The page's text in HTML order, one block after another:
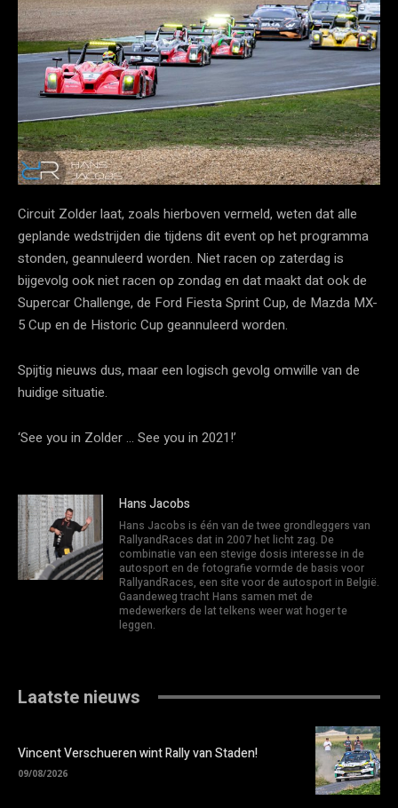
Circuit Zolder laat, zoals hierboven vermeld, weten dat alle
geplande wedstrijden die tijdens dit event op het programma
stonden, geannuleerd worden. Niet racen op zaterdag is
bijgevolg ook niet racen op zondag en dat maakt dat ook de
Supercar Challenge, de Ford Fiesta Sprint Cup, de Mazda MX-
5 Cup en de Historic Cup geannuleerd worden.
Spijtig nieuws dus, maar een logisch gevolg omwille van de
huidige situatie.
‘See you in Zolder … See you in 2021!’
Hans Jacobs
Hans Jacobs is één van de twee grondleggers van
RallyandRaces dat in 2007 het licht zag. De
combinatie van een stevige dosis interesse in de
autosport en de fotografie vormde de basis voor
RallyandRaces, een site voor de autosport in België.
Gaandeweg tracht Hans samen met de
medewerkers de lat telkens weer wat hoger te
leggen.
Laatste nieuws
Vincent Verschueren wint Rally van Staden!
09/08/2026